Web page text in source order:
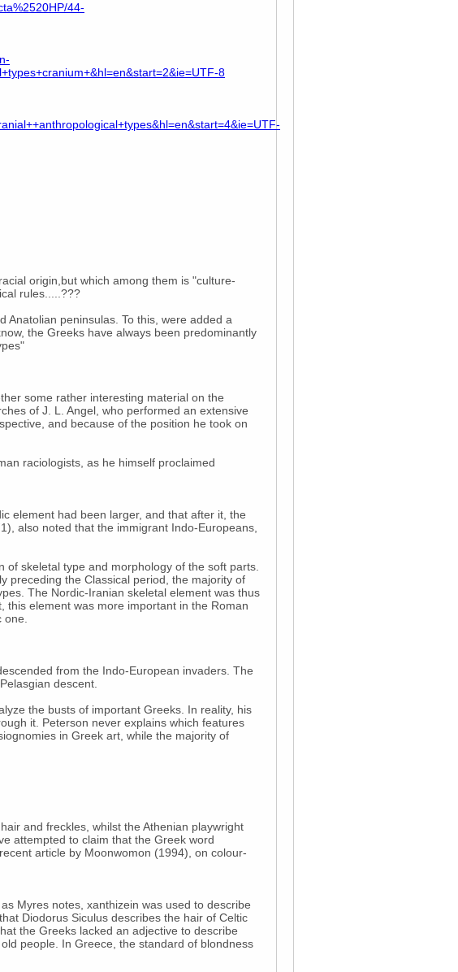
44-
8
origin,but which among them is "culture-
rules.....???
peninsulas. To this, were added a
the Greeks have always been predominantly
some rather interesting material on the
of J. L. Angel, who performed an extensive
and because of the position he took on
raciologists, as he himself proclaimed
element had been larger, and that after it, the
also noted that the immigrant Indo-Europeans,
skeletal type and morphology of the soft parts.
preceding the Classical period, the majority of
The Nordic-Iranian skeletal element was thus
this element was more important in the Roman
from the Indo-European invaders. The
descent.
the busts of important Greeks. In reality, his
it. Peterson never explains which features
in Greek art, while the majority of
and freckles, whilst the Athenian playwright
attempted to claim that the Greek word
article by Moonwomon (1994), on colour-
Myres notes, xanthizein was used to describe
Diodorus Siculus describes the hair of Celtic
the Greeks lacked an adjective to describe
people. In Greece, the standard of blondness